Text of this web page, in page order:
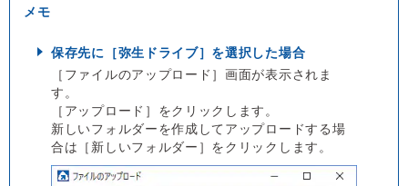
保存先に［弥生ドライブ］を選択した場合
［ファイルのアップロード］画面が表示されま
す。
［アップロード］をクリックします。
新しいフォルダーを作成してアップロードする場
合は［新しいフォルダー］をクリックします。